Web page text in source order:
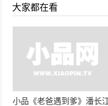
24195次
小品《倩女
大家都在看
小品《老爸遇到爹》潘长